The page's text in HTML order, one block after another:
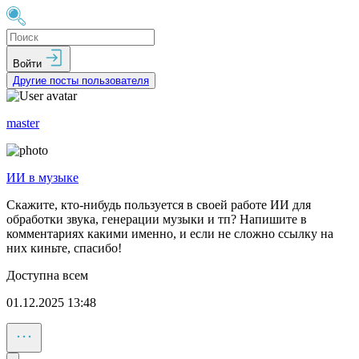
Войти
Другие посты пользователя
master
ИИ в музыке
Скажите, кто-нибудь пользуется в своей работе ИИ для
обработки звука, генерации музыки и тп? Напишите в
комментариях какими именно, и если не сложно ссылку на
них киньте, спасибо!
Доступна всем
01.12.2025 13:48